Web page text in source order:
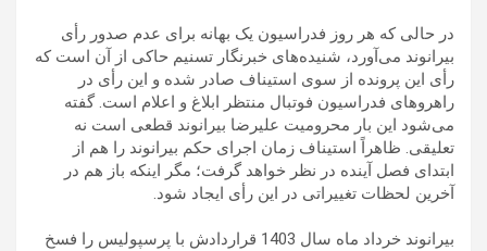
در حالی که هر روز فدراسیون یک بهانه برای عدم صدور رأی
بیرانوند می‌آورد، شنیده‌های خبرنگار تسنیم حاکی از آن است که
رأی این پرونده از سوی استیناف صادر شده و این رأی در
راهروهای فدراسیون فوتبال منتظر ابلاغ و اعلام است. گفته
می‌شود این بار محرومیت علیرضا بیرانوند قطعی است نه
تعلیقی. ظاهراً استیناف زمان اجرای حکم بیرانوند را هم از
ابتدای فصل آینده در نظر خواهد گرفت؛ مگر اینکه باز هم در
آخرین لحظات تغییراتی در این رأی ایجاد شود.
بیرانوند خرداد ماه سال 1403 قراردادش با پرسپولیس را فسخ